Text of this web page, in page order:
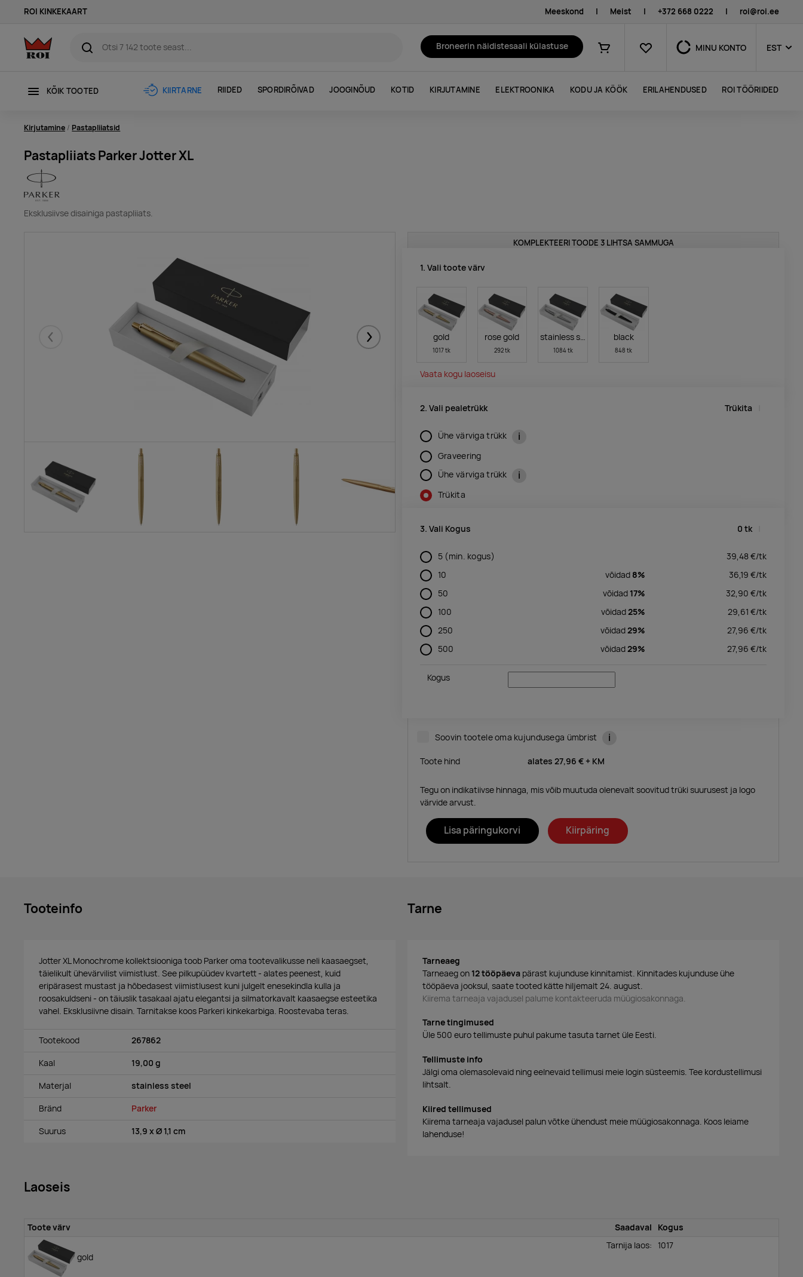
ROI KINKEKAART Meeskond | Meist | +372 668 0222 | roi@roi.ee
Broneerin näidistesaali külastuse
Ostukorv
Lemmikud MINU KONTO EST
KÕIK TOOTED KIIRTARNE RIIDED SPORDIRÕIVAD JOOGINÕUD KOTID KIRJUTAMINE ELEKTROONIKA KODU JA KÖÖK ERILAHENDUSED ROI TÖÖRIIDED
Kirjutamine Pastapliiatsid
Pastapliiats Parker Jotter XL
Eksklusiivse disainiga pastapliiats.
Eelmised Järgmised
KOMPLEKTEERI TOODE 3 LIHTSA SAMMUGA
1. Vali toote värv
gold
1017 tk
rose gold
292 tk
stainless steel
1084 tk
black
848 tk
Vaata kogu laoseisu
2. Vali pealetrükk Trükita
Ühe värviga trükk i
Graveering
Ühe värviga trükk
i
Trükita
3. Vali Kogus 0 tk
5 (min. kogus) 39,48€/tk
10
võidad 8% 36,19 €/tk
50
võidad 17% 32,90 €/tk
100
võidad 25% 29,61 €/tk
250
võidad 29% 27,96 €/tk
500
võidad 29% 27,96 €/tk
Kogus
Soovin tootele oma kujundusega ümbrist i
Toote hind alates 27,96 € + KM
Tegu on indikatiivse hinnaga, mis võib muutuda olenevalt soovitud trüki suurusest ja logo
värvide arvust.
Lisa päringukorvi Kiirpäring
Tooteinfo
Jotter XL Monochrome kollektsiooniga toob Parker oma tootevalikusse neli kaasaegset,
täielikult ühevärvilist viimistlust. See pilkupüüdev kvartett - alates peenest, kuid
eripärasest mustast ja hõbedasest viimistlusest kuni julgelt enesekindla kulla ja
roosakuldseni - on täiuslik tasakaal ajatu elegantsi ja silmatorkavalt kaasaegse esteetika
vahel. Eksklusiivne disain. Tarnitakse koos Parkeri kinkekarbiga. Roostevaba teras.
Tootekood 267862
Kaal 19,00 g
Materjal stainless steel
Bränd Parker
Suurus 13,9 x Ø 1,1 cm
Tarne
Tarneaeg
Tarneaeg on 12 tööpäeva pärast kujunduse kinnitamist. Kinnitades kujunduse ühe
tööpäeva jooksul, saate tooted kätte hiljemalt 24. august.
Kiirema tarneaja vajadusel palume kontakteeruda müügiosakonnaga.
Tarne tingimused
Üle 500 euro tellimuste puhul pakume tasuta tarnet üle Eesti.
Tellimuste info
Jälgi oma olemasolevaid ning eelnevaid tellimusi meie login süsteemis. Tee kordustellimusi
lihtsalt.
Kiired tellimused
Kiirema tarneaja vajadusel palun võtke ühendust meie müügiosakonnaga. Koos leiame
lahenduse!
Laoseis
Toote värv Saadaval Kogus
gold
Tarnija laos: 1017